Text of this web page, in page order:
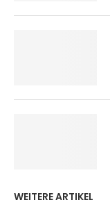
WEITERE ARTIKEL